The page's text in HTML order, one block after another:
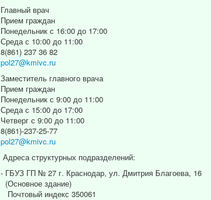
Главный врач
Прием граждан
Понедельник с 16:00 до 17:00
Среда с 10:00 до 11:00
8(861) 237 36 82
pol27@kmivc.ru
Заместитель главного врача
Прием граждан
Понедельник с 9:00 до 11:00
Среда с 15:00 до 17:00
Четверг с 9:00 до 11:00
8(861)-237-25-77
pol27@kmivc.ru
Адреса структурных подразделений:
- ГБУЗ ГП № 27 г. Краснодар, ул. Дмитрия Благоева, 16
(Основное здание)
Почтовый индекс 350061